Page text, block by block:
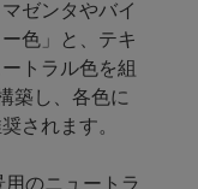
ゼンタやバイ
色」と、テキ
トラル色を組
築し、各色に
されます。
のニュートラ